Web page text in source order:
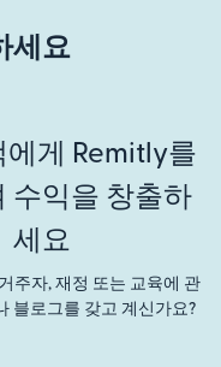
세요
에게 Remitly를
수익을 창출하
세요
주자, 재정 또는 교육에 관
블로그를 갖고 계신가요?